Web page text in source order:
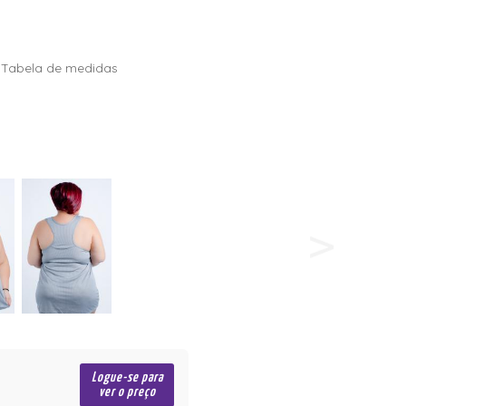
Tabela de medidas
Logue-se para
ver o preço